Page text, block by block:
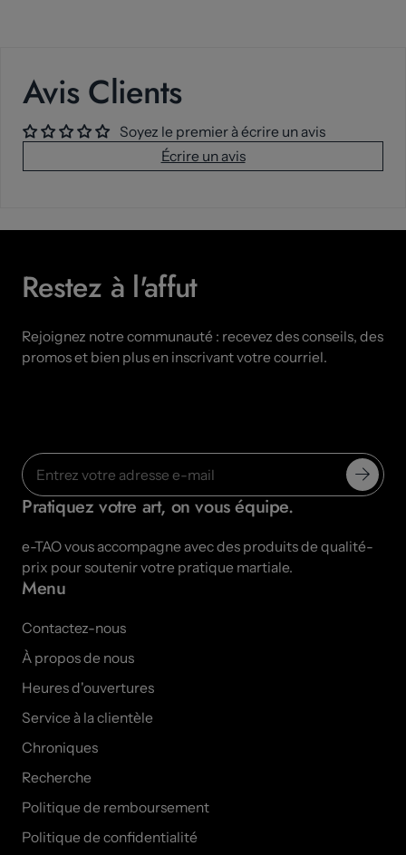
Avis Clients
Soyez le premier à écrire un avis
Écrire un avis
Restez à l'affut
Rejoignez notre communauté : recevez des conseils, des
promos et bien plus en inscrivant votre courriel.
Pratiquez votre art, on vous équipe.
e-TAO vous accompagne avec des produits de qualité-
prix pour soutenir votre pratique martiale.
Menu
Contactez-nous
À propos de nous
Heures d'ouvertures
Service à la clientèle
Chroniques
Recherche
Politique de remboursement
Politique de confidentialité